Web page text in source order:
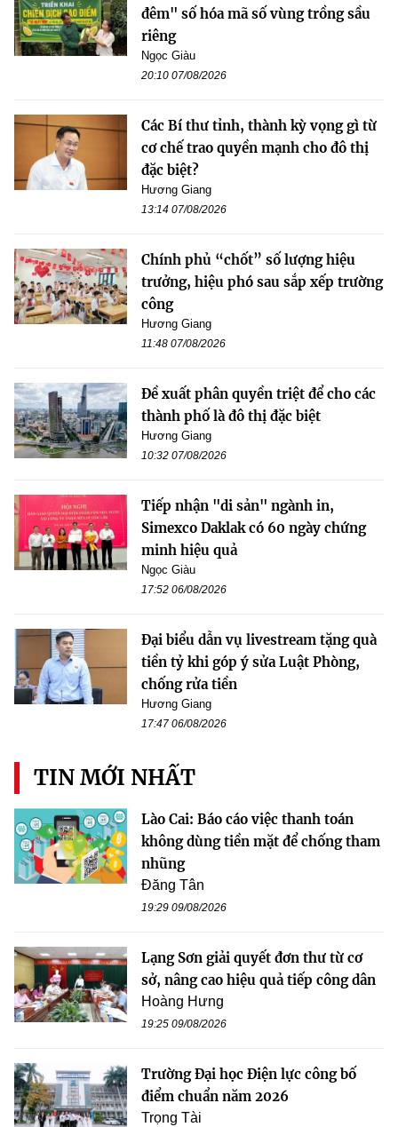
đêm" số hóa mã số vùng trồng sầu
riêng
Ngọc Giàu
20:10 07/08/2026
Các Bí thư tỉnh, thành kỳ vọng gì từ
cơ chế trao quyền mạnh cho đô thị
đặc biệt?
Hương Giang
13:14 07/08/2026
Chính phủ “chốt” số lượng hiệu
trưởng, hiệu phó sau sắp xếp trường
công
Hương Giang
11:48 07/08/2026
Đề xuất phân quyền triệt để cho các
thành phố là đô thị đặc biệt
Hương Giang
10:32 07/08/2026
Tiếp nhận "di sản" ngành in,
Simexco Daklak có 60 ngày chứng
minh hiệu quả
Ngọc Giàu
17:52 06/08/2026
Đại biểu dẫn vụ livestream tặng quà
tiền tỷ khi góp ý sửa Luật Phòng,
chống rửa tiền
Hương Giang
17:47 06/08/2026
TIN MỚI NHẤT
Lào Cai: Báo cáo việc thanh toán
không dùng tiền mặt để chống tham
nhũng
Đăng Tân
19:29 09/08/2026
Lạng Sơn giải quyết đơn thư từ cơ
sở, nâng cao hiệu quả tiếp công dân
Hoàng Hưng
19:25 09/08/2026
Trường Đại học Điện lực công bố
điểm chuẩn năm 2026
Trọng Tài